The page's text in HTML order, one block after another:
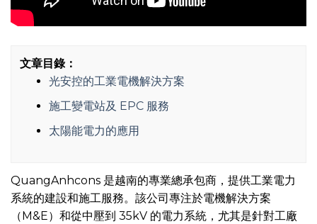
文章目錄：
光安控的工業電機解決方案
施工變電站及 EPC 服務
太陽能電力的應用
QuangAnhcons 是越南的專業總承包商，提供工業電力
系統的建設和施工服務。該公司專注於電機解決方案
（M&E）和從中壓到 35kV 的電力系統，尤其是針對工廠